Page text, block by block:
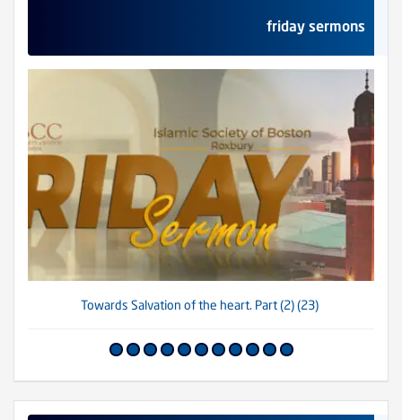
friday sermons
(23) Towards Salvation of the heart. Part (2)